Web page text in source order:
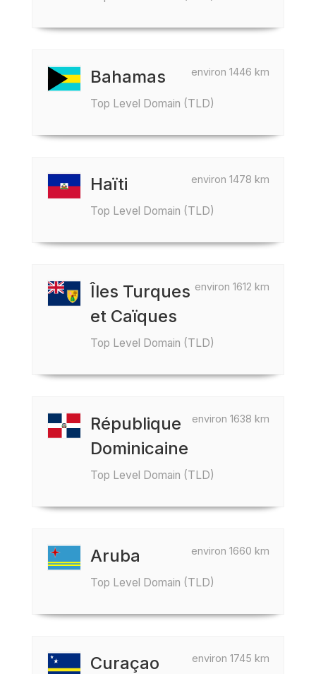
environ 1446 km
Bahamas
Top Level Domain (TLD)
environ 1478 km
Haïti
Top Level Domain (TLD)
environ 1612 km
Îles Turques
et Caïques
Top Level Domain (TLD)
environ 1638 km
République
Dominicaine
Top Level Domain (TLD)
environ 1660 km
Aruba
Top Level Domain (TLD)
environ 1745 km
Curaçao